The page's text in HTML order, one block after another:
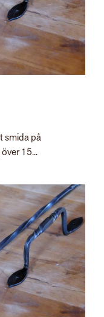
smida på
15...